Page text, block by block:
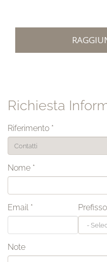
Richiesta
Riferimento *
Nome *
Email * Prefisso
Note